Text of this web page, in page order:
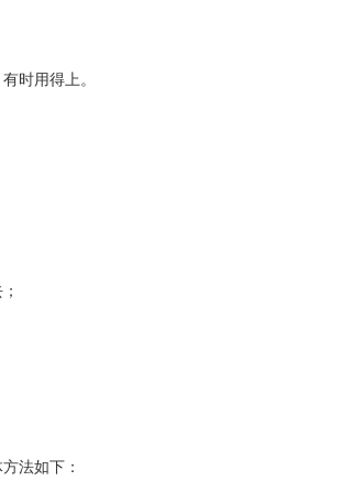
时用得上。
法如下：